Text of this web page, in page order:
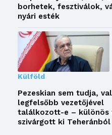
borhetek, fesztiválok,
nyári esték
Külföld
Pezeskian sem tudja,
legfelsőbb vezetőjével
találkozott-e – különös
szivárgott ki Teheránból